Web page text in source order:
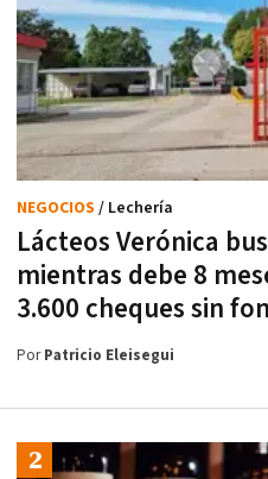
Lácteos Verónica
mientras debe 8
3.600 cheques sin
NEGOCIOS / Lechería
PorPatricio Eleisegui